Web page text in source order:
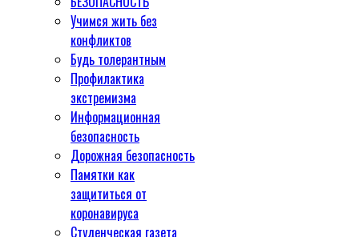
Учимся жить без
конфликтов
Будь толерантным
Профилактика
экстремизма
Информационная
безопасность
Дорожная безопасность
Памятки как
защититься от
коронавируса
Студенческая газета